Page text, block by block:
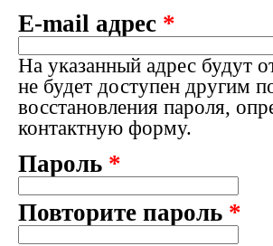
E-mail адрес *
На указанный адрес будут
не будет доступен другим
восстановления пароля,
контактную форму.
Пароль *
Повторите пароль *